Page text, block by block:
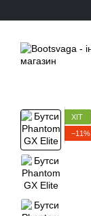
ХІТ
−11%